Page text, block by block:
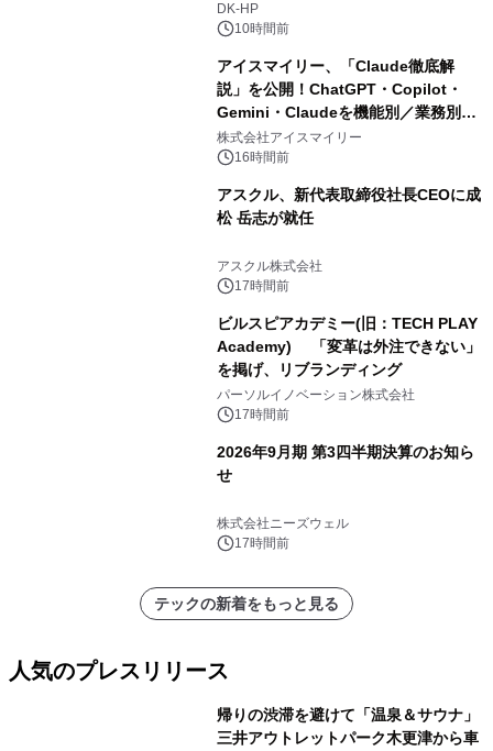
DK-HP
10時間前
アイスマイリー、「Claude徹底解
説」を公開！ChatGPT・Copilot・
Gemini・Claudeを機能別／業務別に
比較―自社に合う生成AIの選び方がわ
かる実践ガイド
株式会社アイスマイリー
16時間前
アスクル、新代表取締役社長CEOに成
松 岳志が就任
アスクル株式会社
17時間前
ビルスピアカデミー(旧：TECH PLAY
Academy) 「変革は外注できない」
を掲げ、リブランディング
パーソルイノベーション株式会社
17時間前
2026年9月期 第3四半期決算のお知ら
せ
株式会社ニーズウェル
17時間前
テックの新着をもっと見る
人気のプレスリリース
帰りの渋滞を避けて「温泉＆サウナ」
三井アウトレットパーク木更津から車